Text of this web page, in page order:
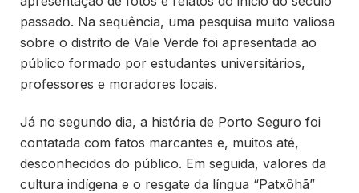
passado. Na sequência, uma pesquisa muito valiosa
sobre o distrito de Vale Verde foi apresentada ao
público formado por estudantes universitários,
professores e moradores locais.
Já no segundo dia, a história de Porto Seguro foi
contatada com fatos marcantes e, muitos até,
desconhecidos do público. Em seguida, valores da
cultura indígena e o resgate da língua “Patxôhã”